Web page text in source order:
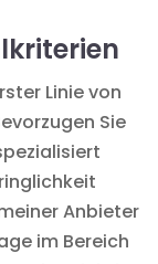
Linie von
Sie
Anbieter
im Bereich